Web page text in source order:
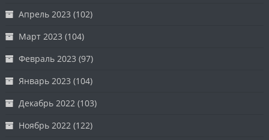
Апрель 2023 (102)
Март 2023 (104)
Февраль 2023 (97)
Январь 2023 (104)
Декабрь 2022 (103)
Ноябрь 2022 (122)